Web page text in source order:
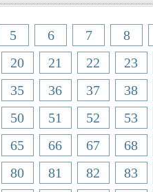
5 6 7 8
20 21 22 23
35 36 37 38
50 51 52 53
65 66 67 68
80 81 82 83